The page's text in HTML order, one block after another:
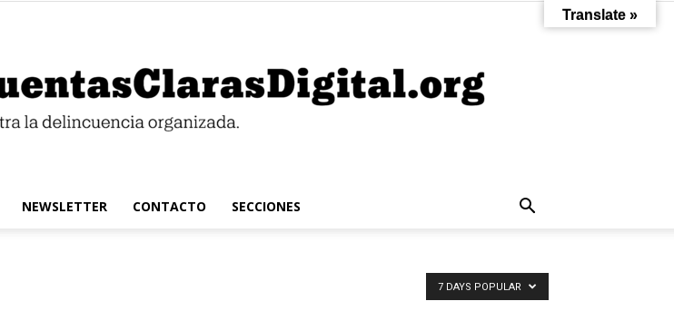
NEWSLETTER CONTACTO SECCIONES
7 DAYS POPULAR
Translate »